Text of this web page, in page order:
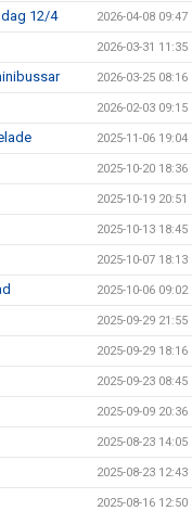
12/4 2026-04-08 09:47
2026-03-31 11:35
2026-03-25 08:16
2026-02-03 09:15
2025-11-06 19:04
2025-10-20 18:36
2025-10-19 20:51
2025-10-13 18:45
2025-10-07 18:13
2025-10-06 09:02
2025-09-29 21:55
2025-09-29 18:16
2025-09-23 08:45
2025-09-09 20:36
2025-08-23 14:05
2025-08-23 12:43
2025-08-16 12:50